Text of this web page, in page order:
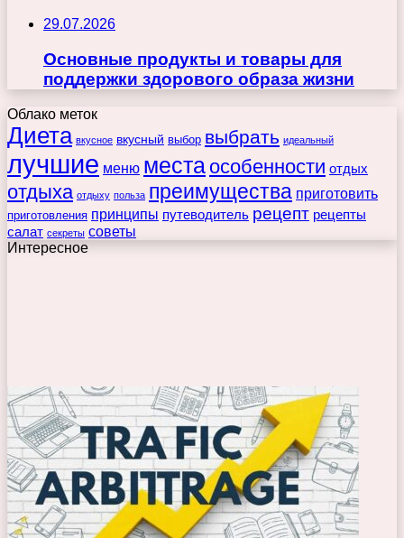
29.07.2026
Основные продукты и товары для
поддержки здорового образа жизни
Облако меток
Диета вкусное вкусный выбор выбрать идеальный
лучшие меню места особенности отдых
отдыха отдыху польза преимущества приготовить
приготовления принципы путеводитель рецепт рецепты
салат секреты советы
Интересное